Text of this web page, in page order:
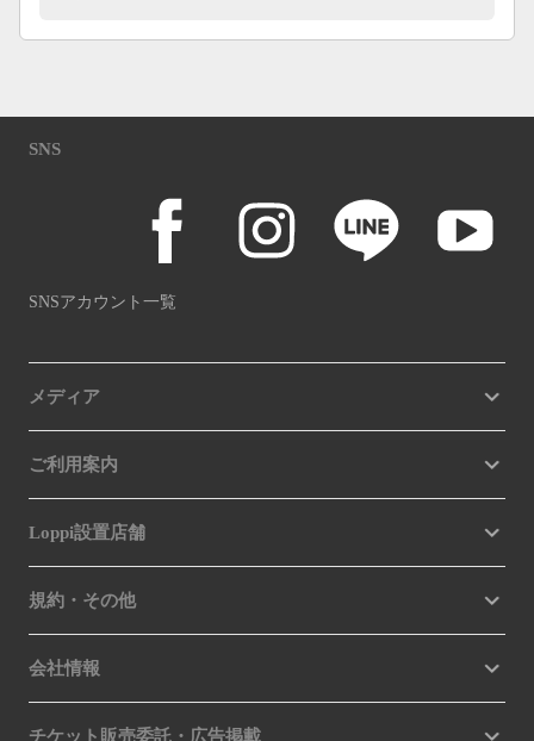
SNS
SNSアカウント一覧
メディア
ご利用案内
Loppi設置店舗
規約・その他
会社情報
チケット販売委託・広告掲載